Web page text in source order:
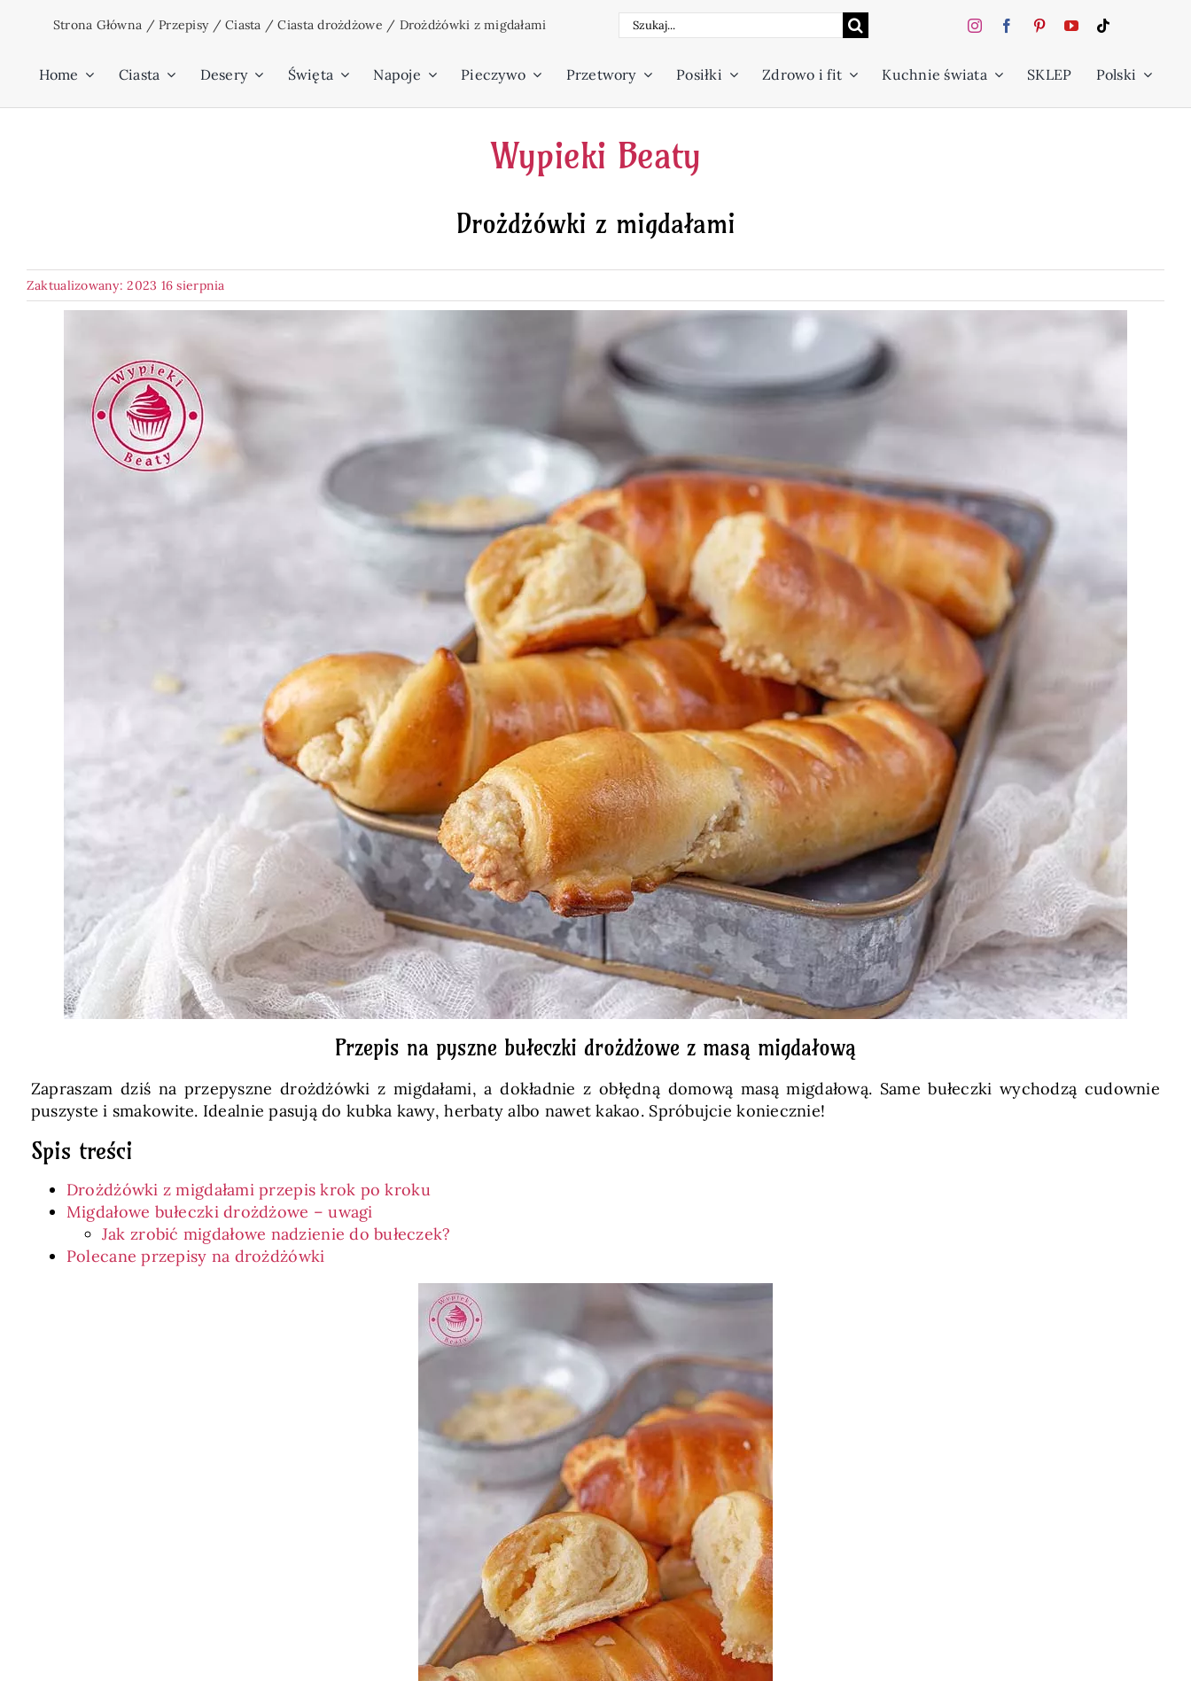
Strona Główna /Przepisy/Ciasta /Ciasta drożdżowe / Drożdżówki z migdałami Szukaj
Home Ciasta Desery Święta Napoje Pieczywo Przetwory Posiłki Zdrowo i fit Kuchnie świata SKLEP Polski
Wypieki Beaty
Drożdżówki z migdałami
Zaktualizowany: 2023 16 sierpnia
Przepis na pyszne bułeczki drożdżowe z masą migdałową
Zapraszam dziś na przepyszne drożdżówki z migdałami, a dokładnie z obłędną domową masą migdałową. Same bułeczki wychodzą cudownie
puszyste i smakowite. Idealnie pasują do kubka kawy, herbaty albo nawet kakao. Spróbujcie koniecznie!
Spis treści
Drożdżówki z migdałami przepis krok po kroku
Migdałowe bułeczki drożdżowe – uwagi
Jak zrobić migdałowe nadzienie do bułeczek?
Polecane przepisy na drożdżówki